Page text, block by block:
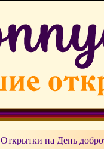
Открытки на День